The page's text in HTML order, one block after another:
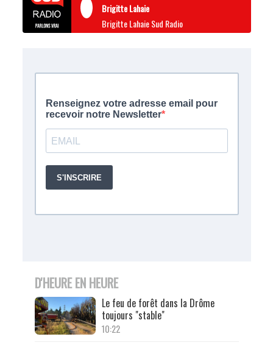
Brigitte Lahaie
Brigitte Lahaie Sud Radio
D'HEURE EN HEURE
Le feu de forêt dans la Drôme
toujours "stable"
10:22